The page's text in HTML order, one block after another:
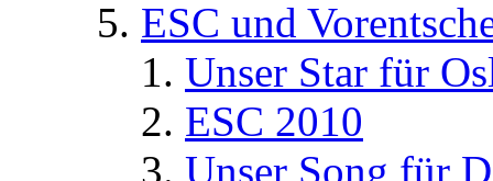
ESC und
Unser Star für
ESC 2010
Unser Song für